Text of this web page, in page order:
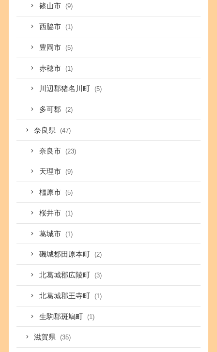
篠山市 (9)
西脇市 (1)
豊岡市 (5)
赤穂市 (1)
川辺郡猪名川町 (5)
多可郡 (2)
奈良県 (47)
奈良市 (23)
天理市 (9)
橿原市 (5)
桜井市 (1)
葛城市 (1)
磯城郡田原本町 (2)
北葛城郡広陵町 (3)
北葛城郡王寺町 (1)
生駒郡斑鳩町 (1)
滋賀県 (35)